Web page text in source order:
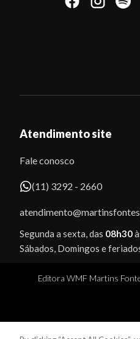
Atendimento site
Fale conosco
(11) 3292 - 2660
Segunda a sexta, das 08h30
Sábados, Domingos e
Editora WMF Martins